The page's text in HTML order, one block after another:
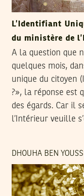
L’Identifiant
du ministère de
A la question que
quelques mois,
unique du citoyen
?», la réponse est
des égards. Car il
l’Intérieur veuille
DHOUHA BEN